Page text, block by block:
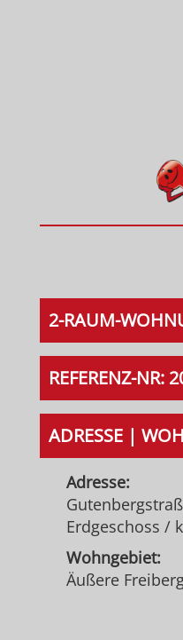
2-RAUM-
REFERENZ-NR:
ADRESSE |
Adresse:
Erdgeschoss /
Wohngebiet:
Äußere